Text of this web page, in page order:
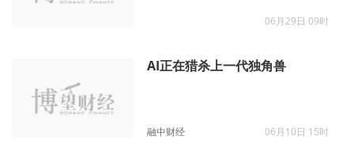
06月29日 09时
AI正在猎杀上一代独角兽
融中财经 06月10日 15时